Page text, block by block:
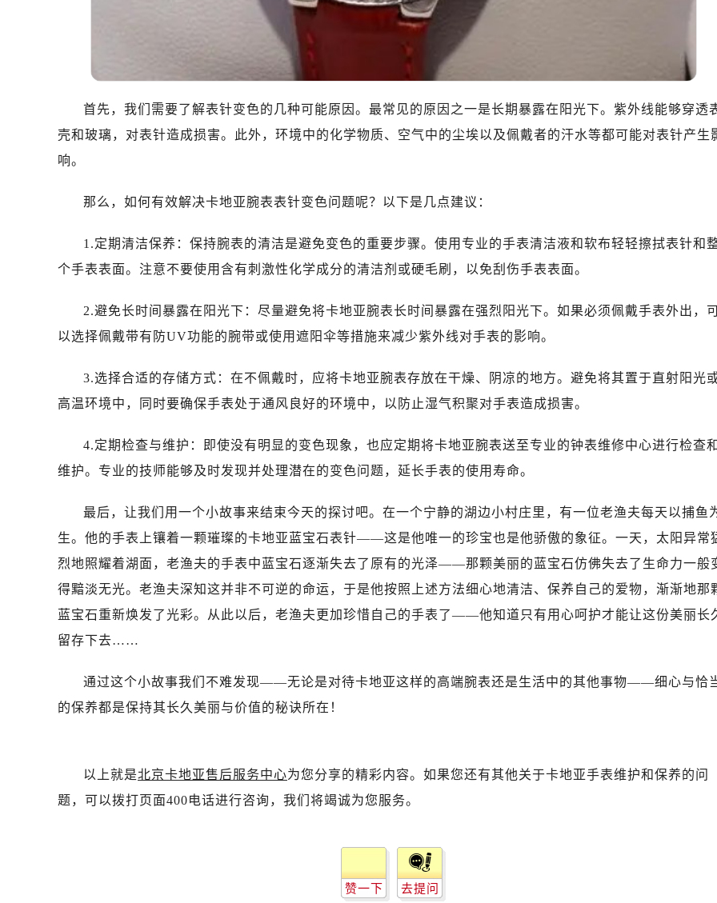
首先，我们需要了解表针变色的几种可能原因。最常见的原因之一是长期暴露在阳光下。紫外线能够穿透
壳和玻璃，对表针造成损害。此外，环境中的化学物质、空气中的尘埃以及佩戴者的汗水等都可能对表针产生
响。
那么，如何有效解决卡地亚腕表表针变色问题呢？以下是几点建议：
1.定期清洁保养：保持腕表的清洁是避免变色的重要步骤。使用专业的手表清洁液和软布轻轻擦拭表针和
个手表表面。注意不要使用含有刺激性化学成分的清洁剂或硬毛刷，以免刮伤手表表面。
2.避免长时间暴露在阳光下：尽量避免将卡地亚腕表长时间暴露在强烈阳光下。如果必须佩戴手表外出，
以选择佩戴带有防UV功能的腕带或使用遮阳伞等措施来减少紫外线对手表的影响。
3.选择合适的存储方式：在不佩戴时，应将卡地亚腕表存放在干燥、阴凉的地方。避免将其置于直射阳光
高温环境中，同时要确保手表处于通风良好的环境中，以防止湿气积聚对手表造成损害。
4.定期检查与维护：即使没有明显的变色现象，也应定期将卡地亚腕表送至专业的钟表维修中心进行检查和
维护。专业的技师能够及时发现并处理潜在的变色问题，延长手表的使用寿命。
最后，让我们用一个小故事来结束今天的探讨吧。在一个宁静的湖边小村庄里，有一位老渔夫每天以捕鱼
生。他的手表上镶着一颗璀璨的卡地亚蓝宝石表针——这是他唯一的珍宝也是他骄傲的象征。一天，太阳异常
烈地照耀着湖面，老渔夫的手表中蓝宝石逐渐失去了原有的光泽——那颗美丽的蓝宝石仿佛失去了生命力一般
得黯淡无光。老渔夫深知这并非不可逆的命运，于是他按照上述方法细心地清洁、保养自己的爱物，渐渐地那
蓝宝石重新焕发了光彩。从此以后，老渔夫更加珍惜自己的手表了——他知道只有用心呵护才能让这份美丽长
留存下去……
通过这个小故事我们不难发现——无论是对待卡地亚这样的高端腕表还是生活中的其他事物——细心与恰
的保养都是保持其长久美丽与价值的秘诀所在！
以上就是北京卡地亚售后服务中心为您分享的精彩内容。如果您还有其他关于卡地亚手表维护和保养的问
题，可以拨打页面400电话进行咨询，我们将竭诚为您服务。
赞一下 去提问